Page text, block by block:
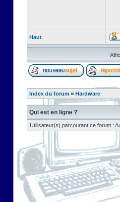
Haut
Index du forum » Hardware
Qui est en ligne ?
Utilisateur(s) parcourant ce forum :